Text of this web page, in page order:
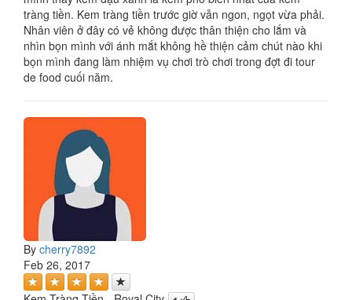
tràng tiền. Kem tràng tiền trước giờ vẫn ngon, ngọt vừa phải.
Nhân viên ở đây có vẻ không được thân thiện cho lắm và
nhìn bọn mình với ánh mắt không hề thiện cảm chút nào khi
bọn mình đang làm nhiệm vụ chơi trò chơi trong đợt đi tour
de food cuối năm.
By cherry7892
Feb 26, 2017